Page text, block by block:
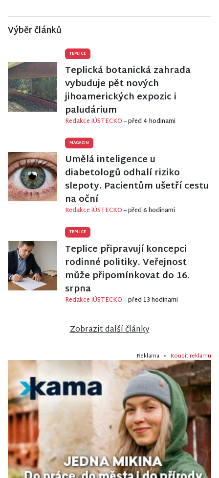
Výběr článků
TEPLICE
Teplická botanická zahrada
vybuduje pět nových
jihoamerických expozic i
paludárium
Redakce iÚSTECKO– před 4 hodinami
MAGAZIN
Umělá inteligence u
diabetologů odhalí riziko
slepoty. Pacientům ušetří cestu
na oční
Redakce iÚSTECKO– před 6 hodinami
TEPLICE
Teplice připravují koncepci
rodinné politiky. Veřejnost
může připomínkovat do 16.
srpna
Redakce iÚSTECKO– před 13 hodinami
Zobrazit další články
Reklama • Koupit reklamu